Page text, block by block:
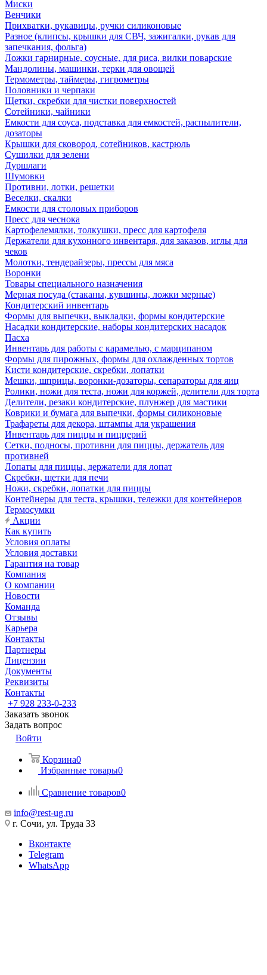
Миски
Венчики
Прихватки, рукавицы, ручки силиконовые
Разное (клипсы, крышки для СВЧ, зажигалки, рукав для
запечкания, фольга)
Ложки гарнирные, соусные, для риса, вилки поварские
Мандолины, машинки, терки для овощей
Термометры, таймеры, гигрометры
Половники и черпаки
Щетки, скребки для чистки поверхностей
Сотейники, чайники
Емкости для соуса, подставка для емкостей, распылители,
дозаторы
Крышки для сковород, сотейников, кастрюль
Сушилки для зелени
Дуршлаги
Шумовки
Противни, лотки, решетки
Веселки, скалки
Емкости для столовых приборов
Пресс для чеснока
Картофелемялки, толкушки, пресс для картофеля
Держатели для кухонного инвентаря, для заказов, иглы для
чеков
Молотки, тендерайзеры, прессы для мяса
Воронки
Товары специального назначения
Мерная посуда (стаканы, кувшины, ложки мерные)
Кондитерский инвентарь
Формы для выпечки, выкладки, формы кондитерские
Насадки кондитерские, наборы кондитерских насадок
Пасха
Инвентарь для работы с карамелью, с марципаном
Формы для пирожных, формы для охлажденных тортов
Кисти кондитерские, скребки, лопатки
Мешки, шприцы, воронки-дозаторы, сепараторы для яиц
Ролики, ножи для теста, ножи для коржей, делители для торта
Делители, резаки кондитерские, плунжер для мастики
Коврики и бумага для выпечки, формы силиконовые
Трафареты для декора, штампы для украшения
Инвентарь для пиццы и пиццерий
Сетки, подносы, противни для пиццы, держатель для
противней
Лопаты для пиццы, держатели для лопат
Скребки, щетки для печи
Ножи, скребки, лопатки для пиццы
Контейнеры для теста, крышки, тележки для контейнеров
Термосумки
Акции
Как купить
Условия оплаты
Условия доставки
Гарантия на товар
Компания
О компании
Новости
Команда
Отзывы
Карьера
Контакты
Партнеры
Лицензии
Документы
Реквизиты
Контакты
+7 928 233-0-233
Заказать звонок
Задать вопрос
Войти
Корзина0
Избранные товары0
Сравнение товаров0
info@rest-ug.ru
г. Сочи, ул. Труда 33
Вконтакте
Telegram
WhatsApp